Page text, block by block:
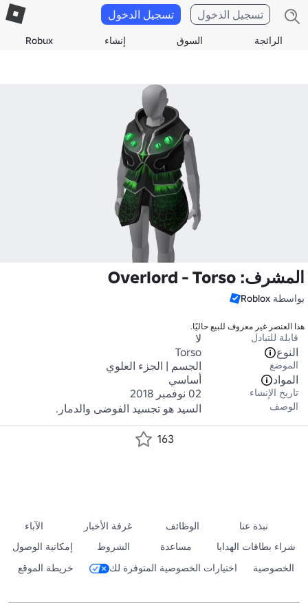
الرائجة السوق إنشاء Robux
تسجيل الدخول تسجيل الدخول
المشرف: Overlord - Torso
بواسطة Roblox
هذا العنصر غير معروف للبيع حاليًا.
قابلة للتبادل
لا
النوع
Torso
الموضع
الجسم | الجزء العلوي
المواد
أساسي
تاريخ الإنشاء 02 نوفمبر 2018
الوصف السيد هو تجسيد الفوضى والدمار.
163
نبذة عنا الوظائف غرفة الأخبار
الآباء
شراء بطاقات الهدايا
مساعدة الشروط
إمكانية الوصول
الخصوصية
اختيارات الخصوصية المتوفرة لك خريطة الموقع